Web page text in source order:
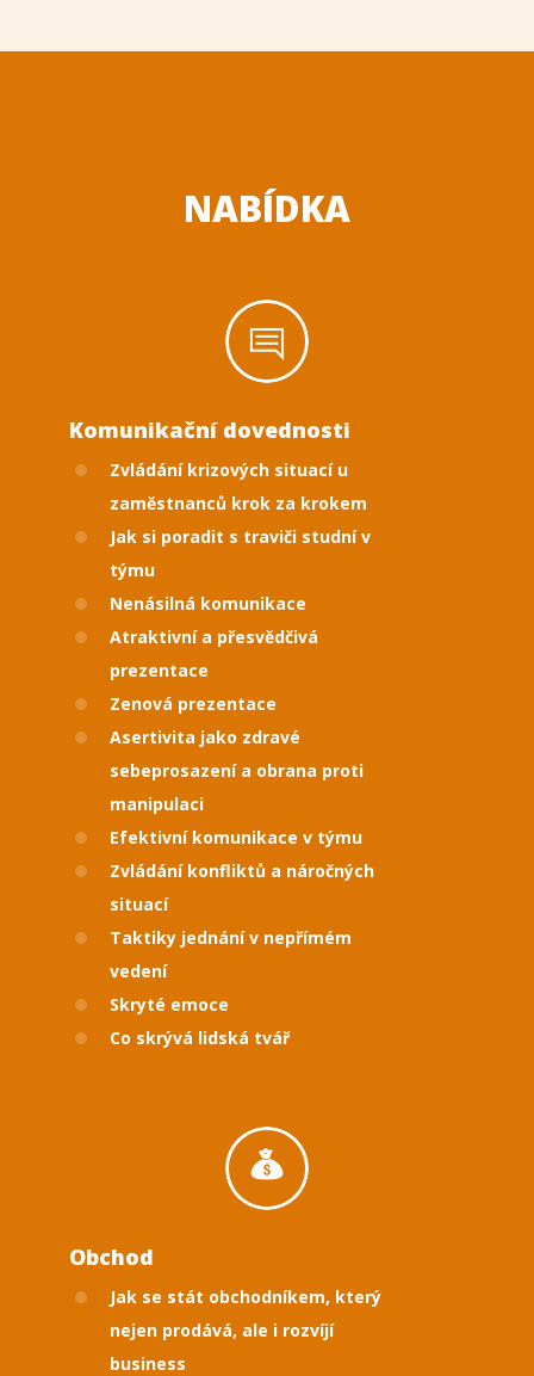
NABÍDKA
Komunikační dovednosti
Zvládání krizových situací u
zaměstnanců krok za krokem
Jak si poradit s traviči studní v
týmu
Nenásilná komunikace
Atraktivní a přesvědčivá
prezentace
Zenová prezentace
Asertivita jako zdravé
sebeprosazení a obrana proti
manipulaci
Efektivní komunikace v týmu
Zvládání konfliktů a náročných
situací
Taktiky jednání v nepřímém
vedení
Skryté emoce
Co skrývá lidská tvář
Obchod
Jak se stát obchodníkem, který
nejen prodává, ale i rozvíjí
business